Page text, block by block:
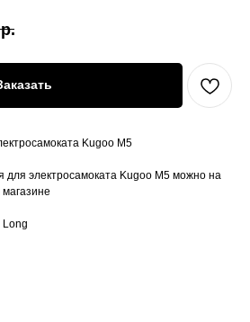
р.
Kugoo M5
для электросамоката Kugoo M5 можно на
Long